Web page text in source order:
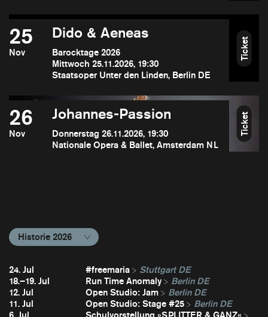
25
Nov
Dido & Aeneas
Barocktage 2026
Mittwoch 25.11.2026, 19:30
Staatsoper Unter den Linden, Berlin DE
Ticket
26
Nov
Johannes-Passion
Donnerstag 26.11.2026, 19:30
Nationale Opera & Ballet, Amsterdam NL
Ticket
Historie 2026
24. Jul #freemaria
Stuttgart DE
18.–19. Jul
Run Time Anomaly
Berlin DE
12. Jul
Open Studio: Jam
Berlin DE
11. Jul
Open Studio: Stage #25
Berlin DE